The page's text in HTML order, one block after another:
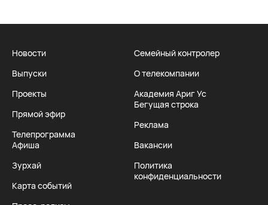
Новости
Выпуски
Проекты
Прямой эфир
Телепрограмма
Афиша
Зурхай
Карта событий
Семейный контролер
О телекомпании
Академия Ариг Ус
Бегущая строка
Реклама
Вакансии
Политика
конфиденциальности